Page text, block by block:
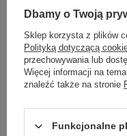
Lampa wisząca MAGNUM
1 199,00 zł / szt.
Dbamy o Twoją
Sklep korzysta z plików
Polityką dotyczącą
przechowywania lub
Więcej informacji na
znaleźć także na stronie
Funkcjonalne